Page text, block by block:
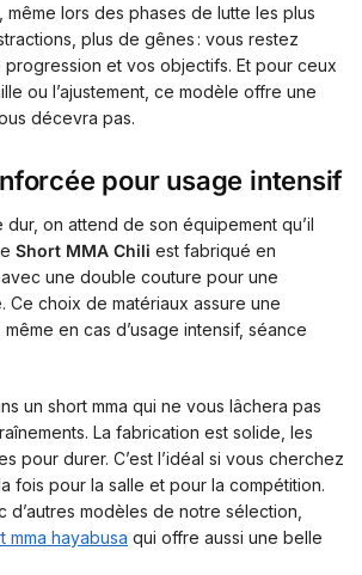
lors des phases de lutte les plus
plus de gênes : vous restez
et vos objectifs. Et pour ceux
ou l’ajustement, ce modèle offre une
décevra pas.
pour usage intensif
dur, on attend de son équipement qu’il
Short MMA Chili est fabriqué en
, avec une double couture pour une
Ce choix de matériaux assure une
même en cas d’usage intensif, séance
un short mma qui ne vous lâchera pas
La fabrication est solide, les
pour durer. C’est l’idéal si vous cherchez
fois pour la salle et pour la compétition.
d’autres modèles de notre sélection,
mma hayabusa qui offre aussi une belle